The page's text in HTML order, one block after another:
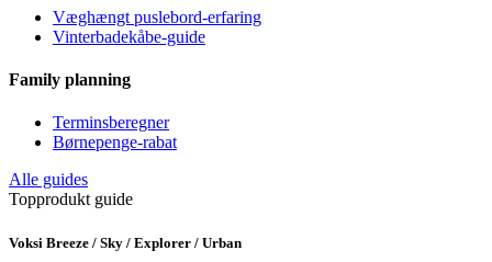
Væghængt puslebord-erfaring
Vinterbadekåbe-guide
Family planning
Terminsberegner
Børnepenge-rabat
Alle guides
Topprodukt guide
Voksi Breeze / Sky / Explorer / Urban